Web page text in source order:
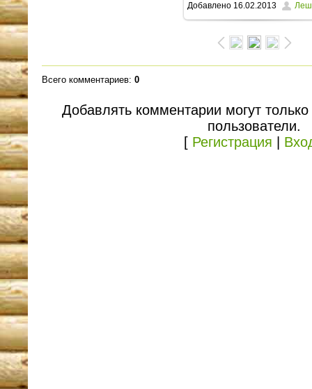
1600x1063/ 220.9Kb
Добавлено16.02.2013
Всего комментариев: 0
Добавлять комментарии могут
пользователи.
[ Регистрация